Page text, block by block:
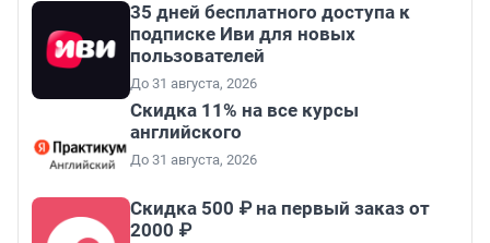
35 дней бесплатного доступа к
подписке Иви для новых
пользователей
До 31 августа, 2026
Скидка 11% на все курсы
английского
До 31 августа, 2026
Скидка 500 ₽ на первый заказ от
2000 ₽